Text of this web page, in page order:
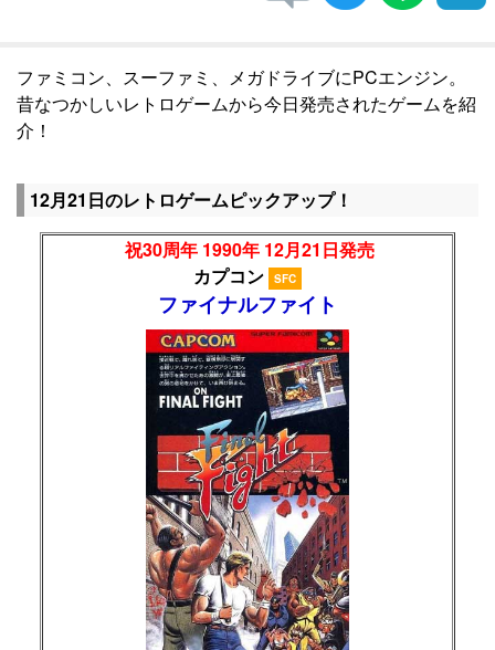
ファミコン、スーファミ、メガドライブにPCエンジン。
昔なつかしいレトロゲームから今日発売されたゲームを紹
介！
12月21日のレトロゲームピックアップ！
祝30周年 1990年 12月21日発売
カプコン
SFC
ファイナルファイト